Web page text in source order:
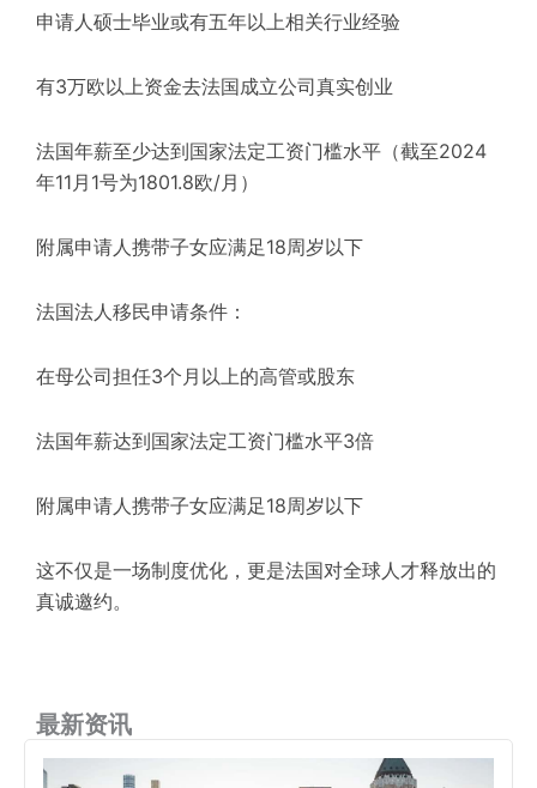
申请人硕士毕业或有五年以上相关行业经验
有3万欧以上资金去法国成立公司真实创业
法国年薪至少达到国家法定工资门槛水平（截至2024
年11月1号为1801.8欧/月）
附属申请人携带子女应满足18周岁以下
法国法人移民申请条件：
在母公司担任3个月以上的高管或股东
法国年薪达到国家法定工资门槛水平3倍
附属申请人携带子女应满足18周岁以下
这不仅是一场制度优化，更是法国对全球人才释放出的
真诚邀约。
最新资讯